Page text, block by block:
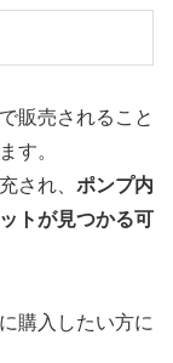
販売されること
す。
され、 ポンプ内
トが見つかる可
購入したい方に